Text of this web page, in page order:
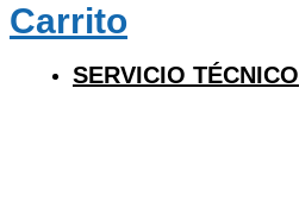
Carrito
SERVICIO TÉCNICO